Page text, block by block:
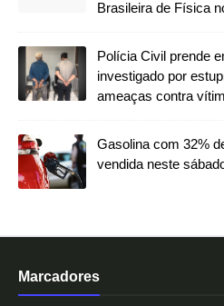
Brasileira de Física
Polícia Civil prende
investigado por
ameaças contra
Gasolina com 32%
vendida neste
Marcadores